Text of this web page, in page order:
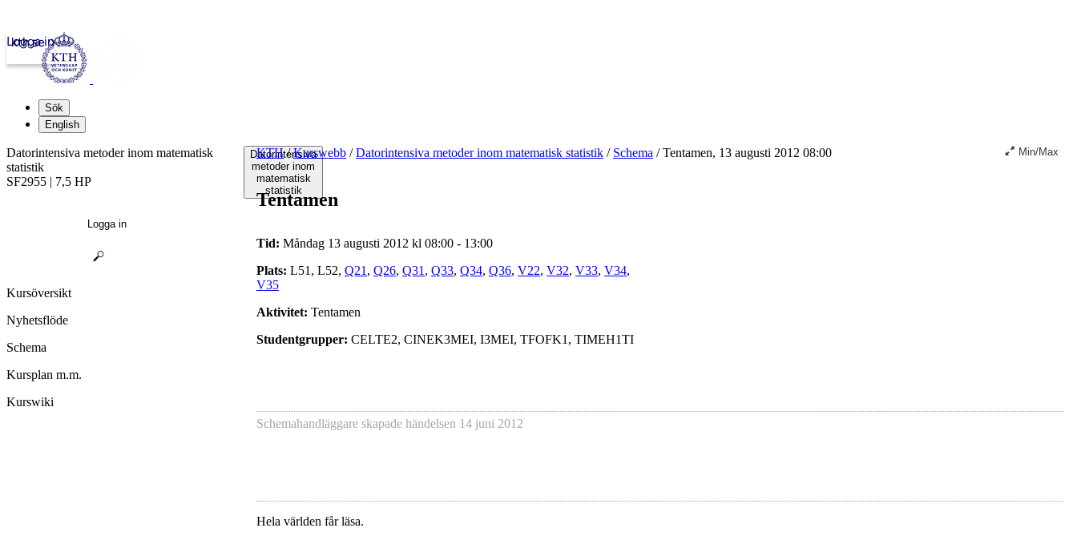
kth.se
Logga in
Sök
English
Datorintensiva
metoder inom
matematisk
statistik
KTH / Kurswebb / Datorintensiva metoder inom matematisk statistik / Schema /Tentamen, 13 augusti 2012 08:00 Min/Max
Tentamen
Tid: Måndag 13 augusti 2012 kl 08:00 - 13:00
Plats: L51, L52, Q21 , Q26, Q31 , Q33, Q34, Q36, V22, V32, V33, V34,
V35
Aktivitet: Tentamen
Studentgrupper: CELTE2, CINEK3MEI, I3MEI, TFOFK1, TIMEH1TI
Schemahandläggare skapade händelsen 14 juni 2012
Hela världen får läsa.
Datorintensiva metoder inom matematisk
statistik
SF2955 | 7,5 HP
Logga in
Kursöversikt
Nyhetsflöde
Schema
Kursplan m.m.
Kurswiki